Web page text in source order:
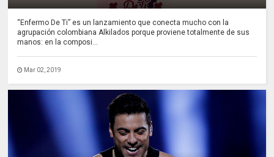
“Enfermo De Ti” es un lanzamiento que conecta mucho con la
agrupación colombiana Alkilados porque proviene totalmente de sus
manos: en la composi...
Mar 02, 2019